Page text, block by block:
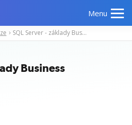
Menu
Odborné
Počítačové
SQL Server - základy Business Intelligence
Business